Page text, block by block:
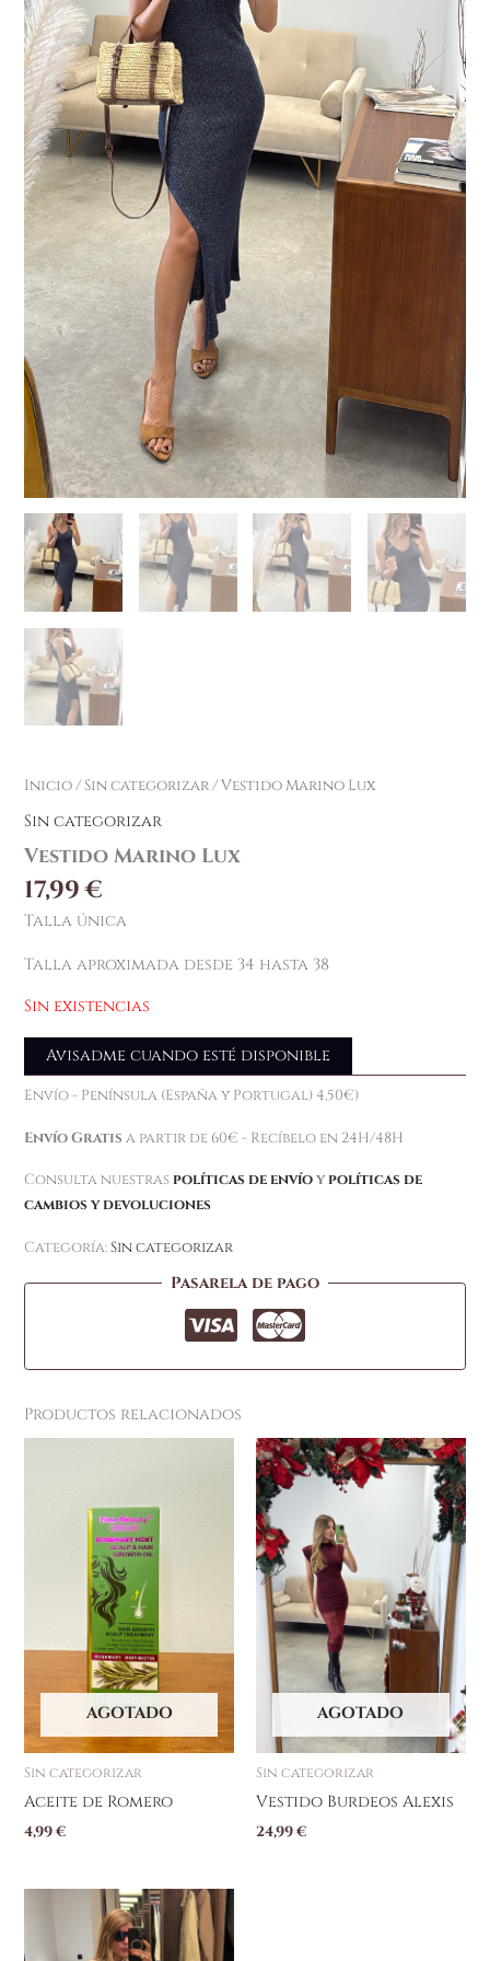
Inicio/Sin categorizar/ Vestido Marino Lux
Sin categorizar
Vestido Marino Lux
17,99€
Talla única
Talla aproximada desde 34 hasta 38
Sin existencias
Avisadme cuando esté disponible
Envío - Península (España y Portugal) 4,50€)
Envío Gratis a partir de 60€ - Recíbelo en 24H/48H
Consulta nuestras políticas de envíoy políticas de
cambios y devoluciones
Categoría:Sin categorizar
Pasarela de pago
Productos relacionados
AGOTADO
Sin categorizar
Aceite de Romero
4,99€
AGOTADO
Sin categorizar
Vestido Burdeos Alexis
24,99€
producto
tiene